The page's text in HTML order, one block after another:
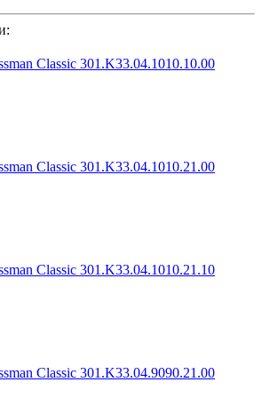
Classic 301.K33.04.1010.10.00
Classic 301.K33.04.1010.21.00
Classic 301.K33.04.1010.21.10
Classic 301.K33.04.9090.21.00